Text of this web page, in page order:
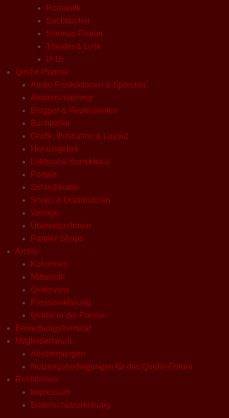
Romantik
Sachbücher
Science-Fiction
Theater & Lyrik
U 18
Qindie-Partner
Audio-Produktionen & Sprecher
Autorencoaching
Blogger & Rezensenten
Buchtrailer
Grafik, Illustration & Layout
Herausgeber
Lektorat & Korrektorat
Portale
Schreibkurse
Shops & Distributoren
Verlage
ÜbersetzerInnen
Partner-Shops
Archiv
Kolumnen
Mittwoch!
Qinterview
Presseerklärung
Qindie in der Presse
Bewerbungsformular
Mitgliederforum
Abstimmungen
Nutzungsbedingungen für das Qindie-Forum
Rechtliches
Impressum
Datenschutzerklärung